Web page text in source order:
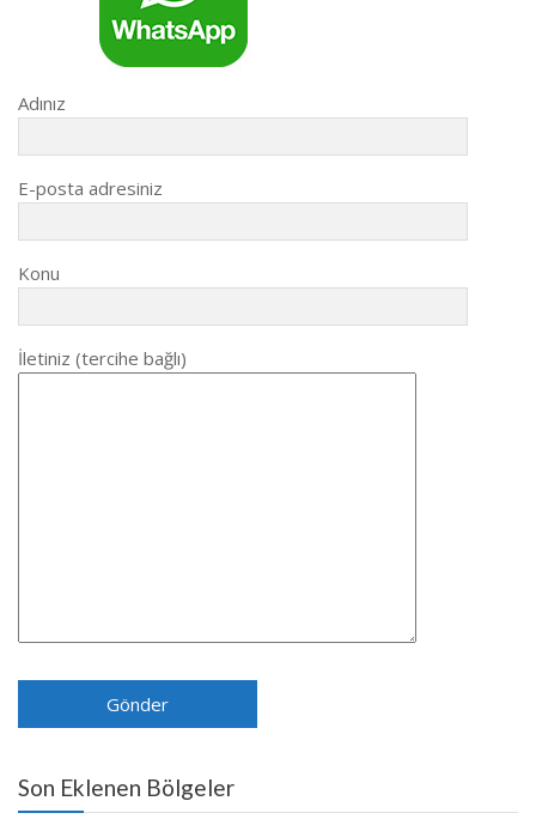
Adınız
E-posta adresiniz
Konu
İletiniz (tercihe bağlı)
Son Eklenen Bölgeler